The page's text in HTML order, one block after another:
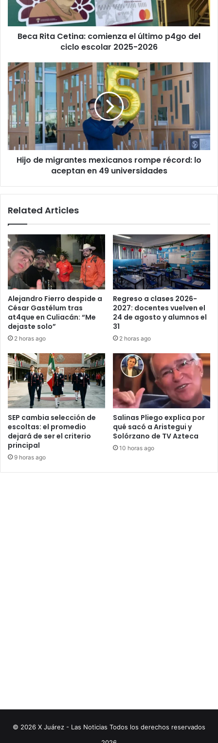
p4go
ciclo
escolar
Beca Rita Cetina: comienza el último p4go del
ciclo escolar 2025-2026
Hijo
de
migrantes
mexicanos
rompe
récord:
lo
aceptan
en
Hijo de migrantes mexicanos rompe récord: lo
aceptan en 49 universidades
Related Articles
Alejandro Fierro despide a
César Gastélum tras
at4que en Culiacán: “Me
dejaste solo”
2 horas ago
Regreso a clases 2026-
2027: docentes vuelven el
24 de agosto y alumnos el
31
2 horas ago
SEP cambia selección de
escoltas: el promedio
dejará de ser el criterio
principal
9 horas ago
Salinas Pliego explica por
qué sacó a Aristegui y
Solórzano de TV Azteca
10 horas ago
© 2026 X Juárez - Las Noticias Todos los derechos reservados